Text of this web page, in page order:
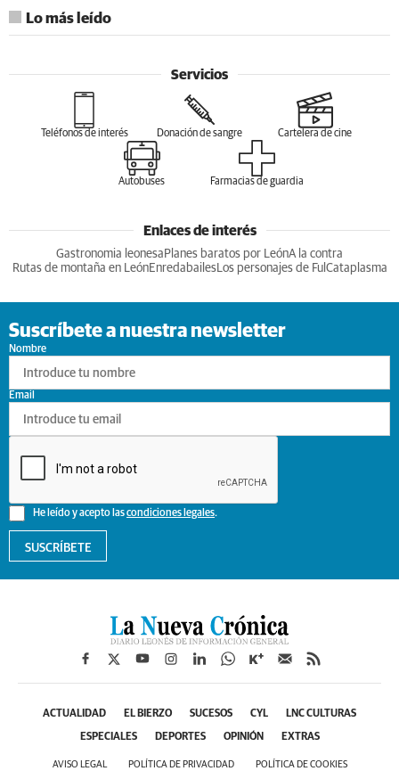
Lo más leído
Servicios
Teléfonos de interés Donación de sangre Cartelera de cine
Autobuses Farmacias de guardia
Enlaces de interés
Gastronomia leonesa Planes baratos por LeónA la contra
Rutas de montaña en LeónEnredabailesLos personajes de Ful Cataplasma
Suscríbete a nuestra newsletter
Nombre
He leído y acepto lascondiciones legales.
Email
SUSCRÍBETE
ACTUALIDAD EL BIERZO SUCESOS CYL LNC CULTURAS
ESPECIALES DEPORTES OPINIÓN EXTRAS
AVISO LEGAL POLÍTICA DE PRIVACIDAD POLÍTICA DE COOKIES